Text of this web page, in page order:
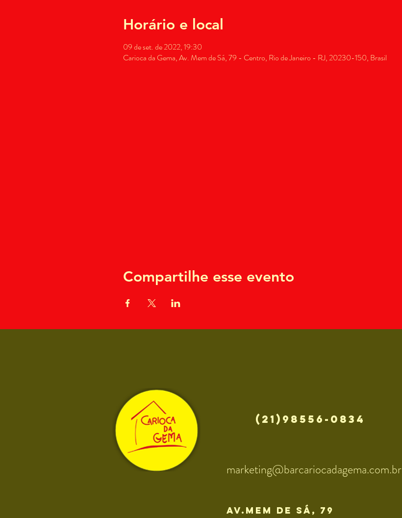
Horário e local
09 de set. de 2022, 19:30
Carioca da Gema, Av. Mem de Sá, 79 - Centro, Rio de Janeiro - RJ, 20230-150, Brasil
Compartilhe esse evento
(21)98556-0834
marketing@barcariocadagema.com.br
av.mem de sÁ, 79